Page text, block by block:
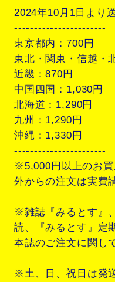
2024年10月1日より
-----------------------
東京都内：700円
東北・関東・信越・
近畿：870円
中国四国：1,030円
北海道：1,290円
九州：1,290円
沖縄：1,330円
-----------------------
※5,000円以上のお
外からの注文は実費
※雑誌『みるとす』
読、『みるとす』定
本誌のご注文に関し
※土、日、祝日は発